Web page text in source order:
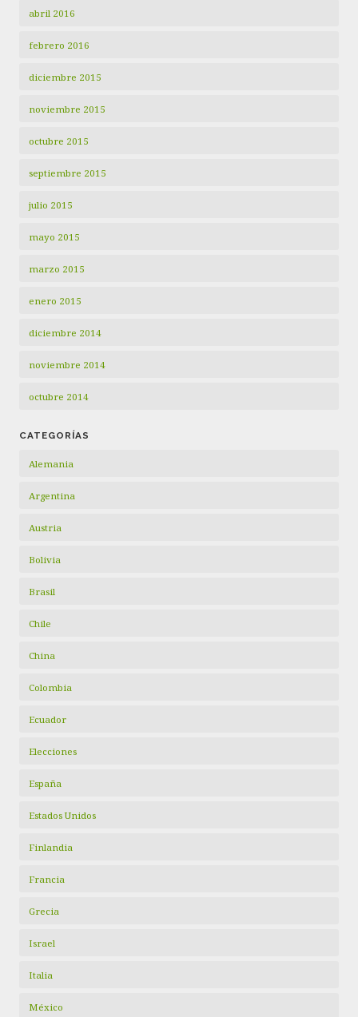
abril 2016
febrero 2016
diciembre 2015
noviembre 2015
octubre 2015
septiembre 2015
julio 2015
mayo 2015
marzo 2015
enero 2015
diciembre 2014
noviembre 2014
octubre 2014
CATEGORÍAS
Alemania
Argentina
Austria
Bolivia
Brasil
Chile
China
Colombia
Ecuador
Elecciones
España
Estados Unidos
Finlandia
Francia
Grecia
Israel
Italia
México